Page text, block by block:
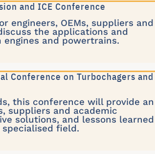
and ICE Conference
engineers, OEMs, suppliers and
the applications and
and powertrains.
Conference on Turbochagers and
this conference will provide an
suppliers and academic
solutions, and lessons learned
field.